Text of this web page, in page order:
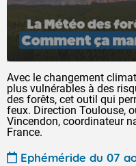
Avec le changement
plus vulnérables à des
des forêts, cet outil qui
feux. Direction Toulouse,
Vincendon, coordinateur
France.
Ephéméride du 07